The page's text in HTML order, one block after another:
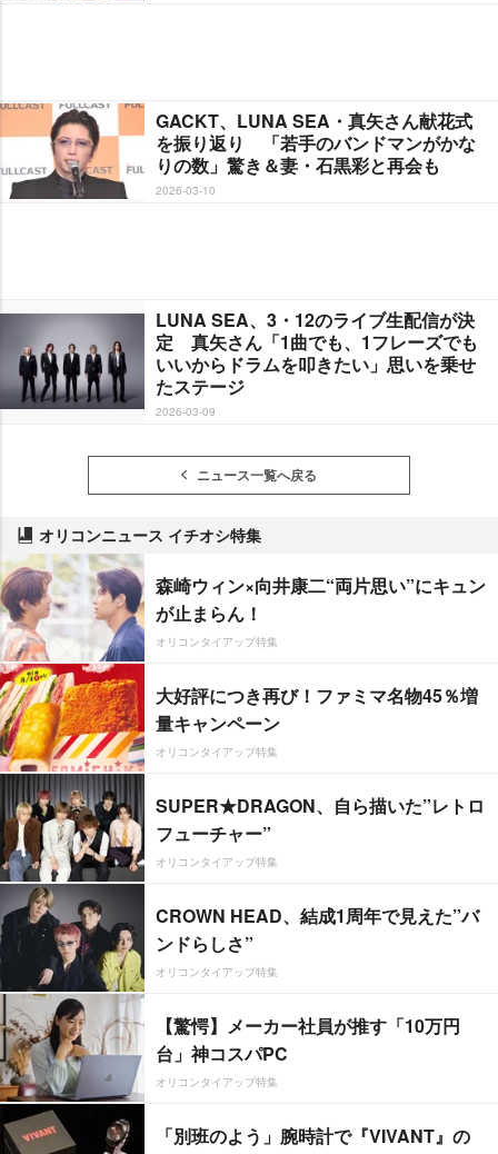
GACKT、LUNA SEA・真矢さん献花式
を振り返り 「若手のバンドマンがかな
りの数」驚き＆妻・石黒彩と再会も
2026-03-10
LUNA SEA、3・12のライブ生配信が決
定 真矢さん「1曲でも、1フレーズでも
いいからドラムを叩きたい」思いを乗せ
たステージ
2026-03-09
ニュース一覧へ戻る
オリコンニュース イチオシ特集
森崎ウィン×向井康二“両片思い”にキュン
が止まらん！
オリコンタイアップ特集
大好評につき再び！ファミマ名物45％増
量キャンペーン
オリコンタイアップ特集
SUPER★DRAGON、自ら描いた”レトロ
フューチャー”
オリコンタイアップ特集
CROWN HEAD、結成1周年で見えた”バ
ンドらしさ”
オリコンタイアップ特集
【驚愕】メーカー社員が推す「10万円
台」神コスパPC
オリコンタイアップ特集
「別班のよう」腕時計で『VIVANT』の